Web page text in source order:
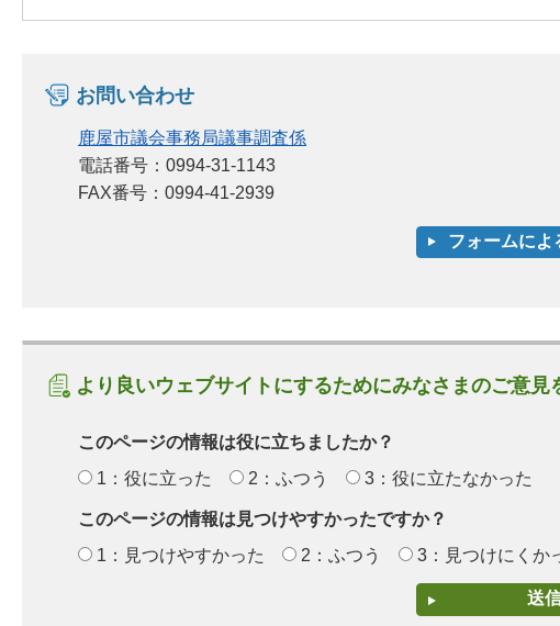
お問い合わせ
鹿屋市議会事務局議事調査係
電話番号：0994-31-1143
FAX番号：0994-41-2939
より良いウェブサイトにするためにみなさまのご意見
このページの情報は役に立ちましたか？
1：役に立った
2：ふつう 3：役に立たなかった
このページの情報は見つけやすかったですか？
1：見つけやすかった
2：ふつう 3：見つけにくか